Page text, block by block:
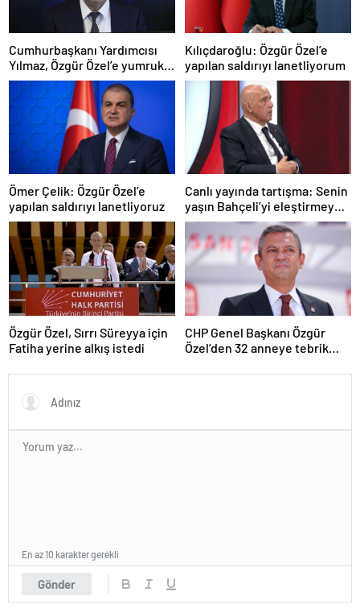
Cumhurbaşkanı Yardımcısı
Yılmaz, Özgür Özel’e yumruklu
saldırıyı kınadı
Kılıçdaroğlu: Özgür Özel’e
yapılan saldırıyı lanetliyorum
Ömer Çelik: Özgür Özel’e
yapılan saldırıyı lanetliyoruz
Canlı yayında tartışma: Senin
yaşın Bahçeli’yi eleştirmeye
yetmez
Özgür Özel, Sırrı Süreyya için
Fatiha yerine alkış istedi
CHP Genel Başkanı Özgür
Özel’den 32 anneye tebrik
Gönder
En az 10 karakter gerekli